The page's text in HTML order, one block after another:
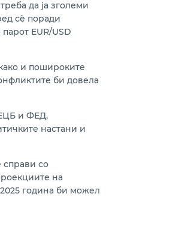
да ја зголеми
сѐ поради
EUR/USD
и пошироките
би довела
и ФЕД,
настани и
справи со
на
година би можел